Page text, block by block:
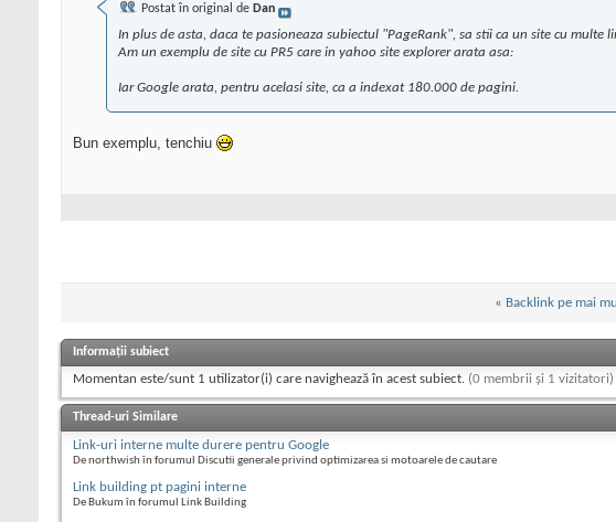
Postat în original de Dan
In plus de asta, daca te pasioneaza subiectul "PageRank", sa stii ca un site cu
Am un exemplu de site cu PR5 care in yahoo site explorer arata asa:
Iar Google arata, pentru acelasi site, ca a indexat 180.000 de pagini.
Bun exemplu, tenchiu
« Backlink pe mai
Informații subiect
Momentan este/sunt 1 utilizator(i) care navighează în acest subiect. (0 membrii și 1 vizitatori)
Thread-uri Similare
Link-uri interne multe durere pentru Google
De northwish în forumul Discutii generale privind optimizarea si motoarele de cautare
Link building pt pagini interne
De Bukum în forumul Link Building